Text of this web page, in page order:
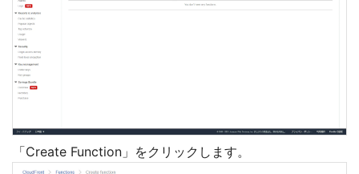
「Create Function」をクリックします。